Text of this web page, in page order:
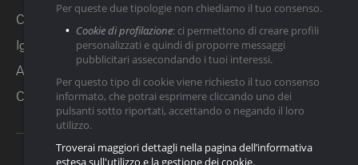
Chi Siamo
Igiene Urbana
Assistenza e Ricambi
Contatti
Per queste due tipologie non chiediamo il tuo consenso.
Cookie di profilazione: ci permettono di creare profili
personalizzati e quindi di proporre messaggi
pubblicitari assecondando i tuoi interessi.
Per questo tipo di cookie viene richiesto il tuo consenso
informato, che potrai esprimere cliccando uno dei
pulsanti sotto riportati, accettando o negando il loro
utilizzo.
Troverai maggiori dettagli nella pagina dell’informativa
estesa sull'utilizzo e la gestione dei cookie.